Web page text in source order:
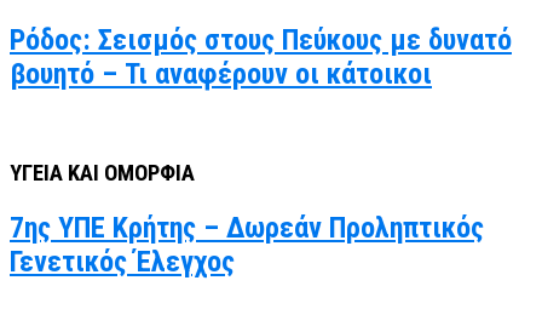
Ρόδος: Σεισμός στους Πεύκους με δυνατό
βουητό – Τι αναφέρουν οι κάτοικοι
ΥΓΕΙΑ ΚΑΙ ΟΜΟΡΦΙΑ
7ης ΥΠΕ Κρήτης – Δωρεάν Προληπτικός
Γενετικός Έλεγχος